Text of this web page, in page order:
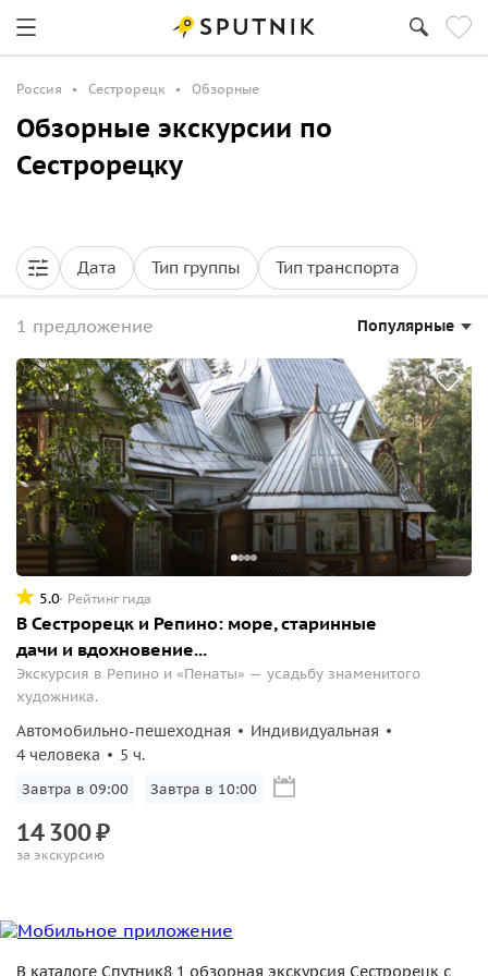
Россия Сестрорецк Обзорные
Обзорные экскурсии по
Сестрорецку
Дата Тип группы Тип транспорта
1 предложение Популярные
5.0 Рейтинг гида
В Сестрорецк и Репино: море, старинные
дачи и вдохновение...
Экскурсия в Репино и «Пенаты» — усадьбу знаменитого
художника.
Автомобильно-пешеходная
Индивидуальная
4 человека
5 ч.
Завтра в 09:00 Завтра в 10:00
14300₽
за экскурсию
В каталоге Спутник8 1 обзорная экскурсия Сестрорецк с